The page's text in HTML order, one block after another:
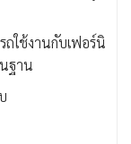
ถใช้งานกับเฟอร์นิ
ฐาน